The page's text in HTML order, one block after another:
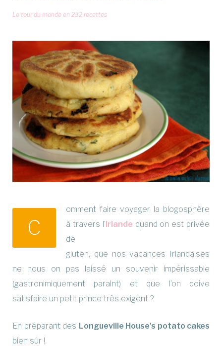
Le tour du monde en 232 recettes
C
omment faire voyager la blogosphère
à travers l’Irlande quand on est privée
de
gluten, que nos vacances Irlandaises
ne nous on pas laissé un souvenir impérissable
(gastronimiquement paralnt) et que l’on doive
satisfaire un petit prince très exigent ?
En préparant des Longueville House’s potato cakes
bien sûr !